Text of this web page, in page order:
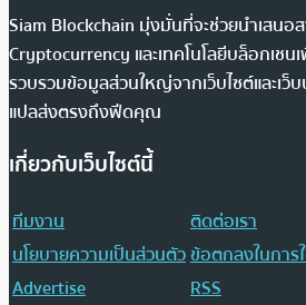
Siam Blockchain มุ่งมั่นที่จะช่วยนำเสนอ
Cryptocurrency และเทคโนโลยีบล็อกเชน
รวบรวมข้อมูลส่วนใหญ่จากเว็บไซต์และเว็
แปลส่งตรงถึงฟีดคุณ
เกี่ยวกับเว็บไซต์นี้
ทีมงาน
ติดต่อเรา
นโยบายความเป็นส่วนตัวข้อตกลงในการ
Advertise
RSS